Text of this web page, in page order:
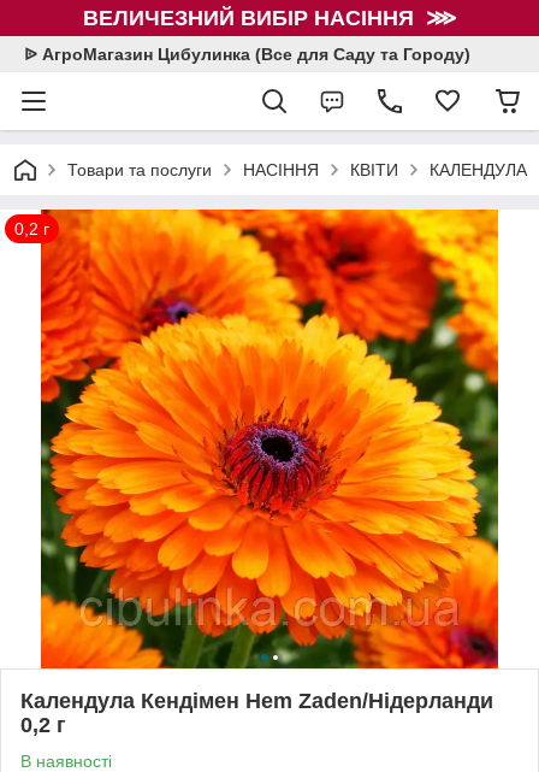
ВЕЛИЧЕЗНИЙ ВИБІР НАСІННЯ ⋙
ᐉ АгроМагазин Цибулинка (Все для Саду та Городу)
Товари та послуги НАСІННЯ КВІТИ КАЛЕНДУЛА
0,2 г
Календула Кендімен Hem Zaden/Нідерланди
0,2 г
В наявності